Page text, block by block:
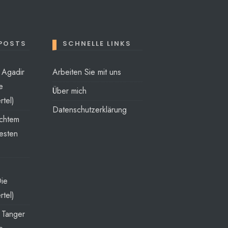
SCHNELLE LINKS
Arbeiten Sie mit uns
Über mich
Datenschutzerklärung